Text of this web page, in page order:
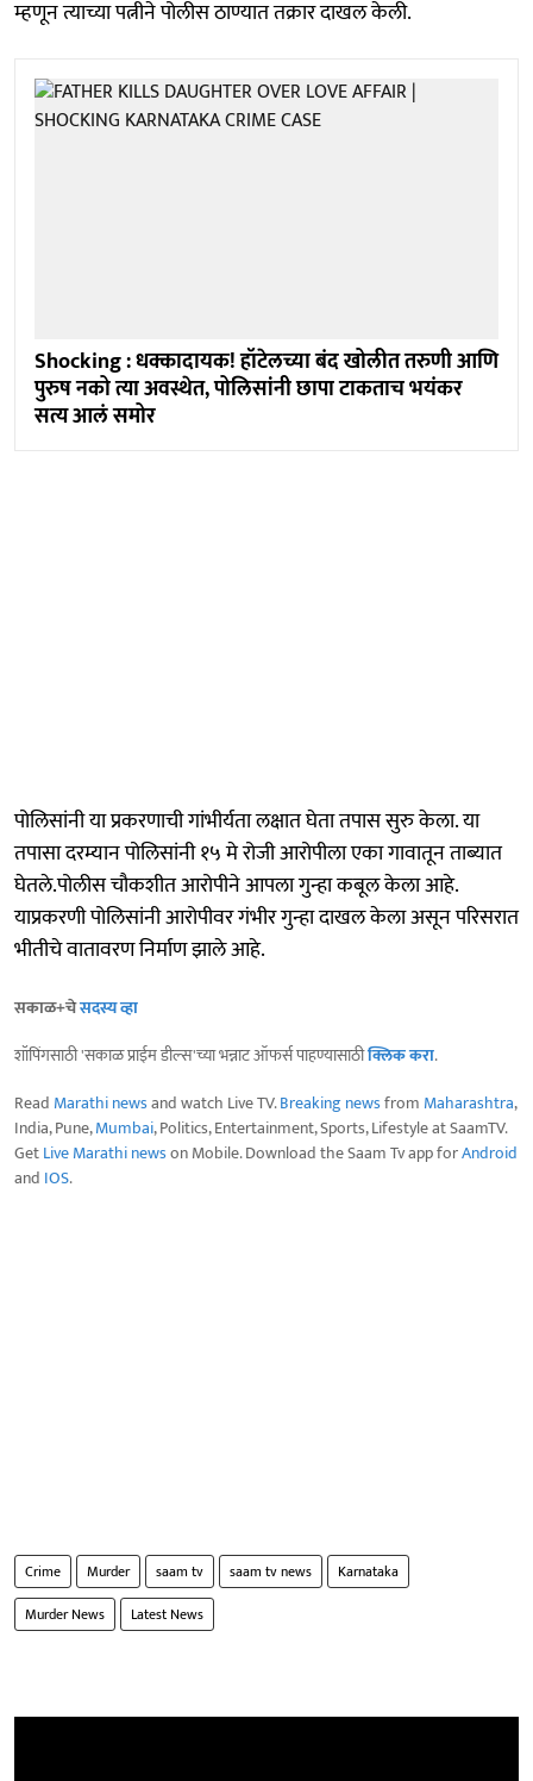
म्हणून त्याच्या पत्नीने पोलीस ठाण्यात तक्रार दाखल केली.
Shocking : धक्कादायक! हॉटेलच्या बंद खोलीत तरुणी आणि
पुरुष नको त्या अवस्थेत, पोलिसांनी छापा टाकताच भयंकर
सत्य आलं समोर
पोलिसांनी या प्रकरणाची गांभीर्यता लक्षात घेता तपास सुरु केला. या
तपासा दरम्यान पोलिसांनी १५ मे रोजी आरोपीला एका गावातून ताब्यात
घेतले.पोलीस चौकशीत आरोपीने आपला गुन्हा कबूल केला आहे.
याप्रकरणी पोलिसांनी आरोपीवर गंभीर गुन्हा दाखल केला असून परिसरात
भीतीचे वातावरण निर्माण झाले आहे.
सकाळ+चेसदस्य व्हा
शॉपिंगसाठी 'सकाळ प्राईम डील्स'च्या भन्नाट ऑफर्स पाहण्यासाठीक्लिक करा.
Read Marathi newsand watch Live TV.Breaking newsfrom Maharashtra,
India, Pune,Mumbai, Politics, Entertainment, Sports, Lifestyle at SaamTV.
GetLive Marathi newson Mobile. Download the Saam Tv app forAndroid
and IOS.
Crime Murder saam tv saam tv news
Karnataka
Murder News
Latest News